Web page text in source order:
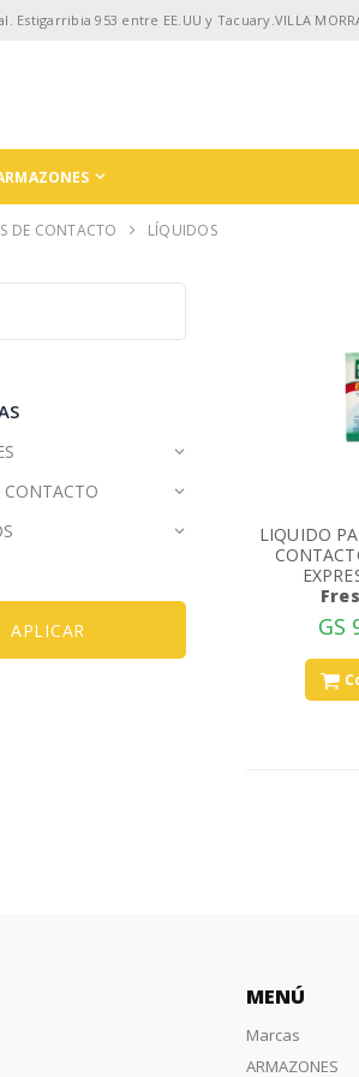
Estigarribia 953 entre EE.UU y Tacuary.VILLA
DE CONTACTO LÍQUIDOS
LIQUIDO
GS
CONTACTO
APLICAR
MENÚ
Marcas
ARMAZONES